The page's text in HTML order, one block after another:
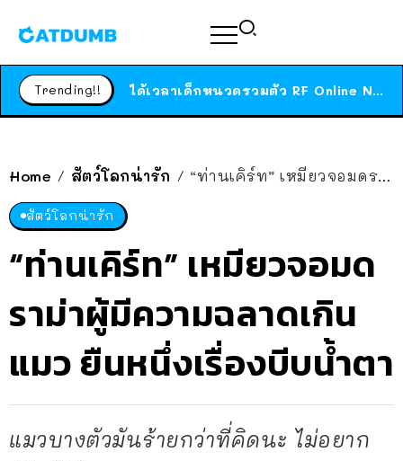
Trending!! ได้เวลาเด็กหนวดรวมตัว RF Online Next เปิดให้เล่นแล้ว เกม Sci-Fi MMORPG ระดับตำนาน เล่นได้ทั้งมือถือและ PC
Home / สัตว์โลกน่ารัก / “ท่านเคิร์ท” เหมียวจอมดราม่าผู้มีความฉลาดเกินแมว ยืนหนึ่งเรื่องบีบน้ำตา
สัตว์โลกน่ารัก
“ท่านเคิร์ท” เหมียวจอมด
ราม่าผู้มีความฉลาดเกิน
แมว ยืนหนึ่งเรื่องบีบน้ำตา
แมวบางตัวมันร้ายกว่าที่คิดนะ ไม่อยาก